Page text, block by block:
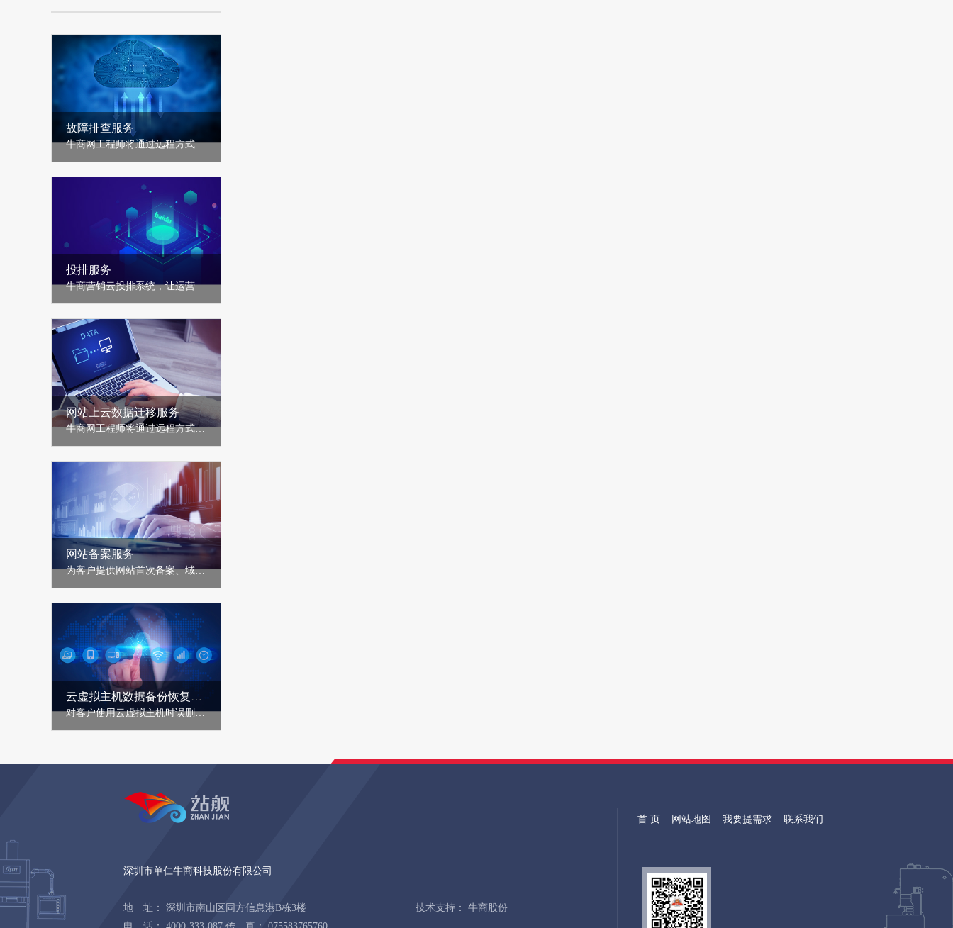
故障排查服务
牛商网工程师将通过远程方式为客户分析、定位云服务器操作系统/数据库/站点故障，提供针对性解决方案和建议......
投排服务
牛商营销云投排系统，让运营更简单、让推广更有效，帮助企业做好网站运营、快速提升排名...
网站上云数据迁移服务
牛商网工程师将通过远程方式协助客户将网站数据、数据库数据迁移至云服务器/云空间，简化客户网站整体上云过程......
网站备案服务
为客户提供网站首次备案、域名新增接入、添加网站和修改网站等类型备案服务......
云虚拟主机数据备份恢复服务
对客户使用云虚拟主机时误删的网站程序文件、数据库等重要文件，提供寻找、恢复服务，服务形式包括网站数据的【数据包下载】或【覆盖还原】......
深圳市单仁牛商科技股份有限公司
地 址： 深圳市南山区同方信息港B栋3楼 技术支持： 牛商股份
电 话： 4000-333-087 传 真： 075583765760
首 页 网站地图 我要提需求 联系我们